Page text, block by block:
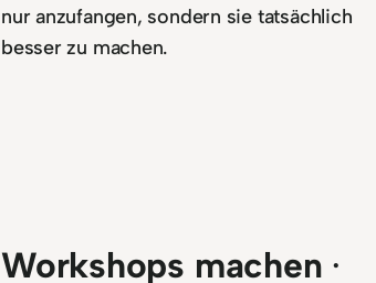
nur anzufangen, sondern sie tatsächlich
besser zu machen.
Workshops machen ·